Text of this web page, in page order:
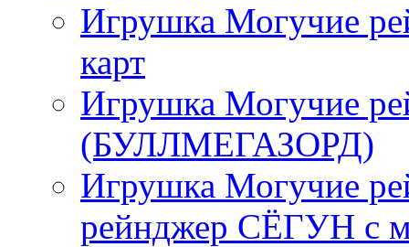
Игрушка Могучие
карт
Игрушка Могучие
(БУЛЛМЕГАЗОРД)
Игрушка Могучие
рейнджер СЁГУН с